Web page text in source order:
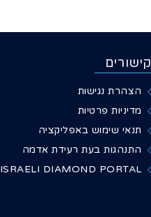
קישורים
הצהרת נגישות
מדיניות פרטיות
תנאי שימוש באפליקציה
התנהגות בעת רעידת אדמה
ISRAELI DIAMOND PORTAL